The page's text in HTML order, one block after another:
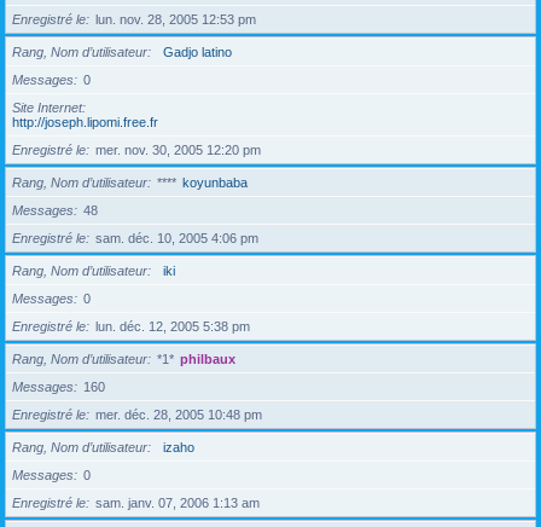
Enregistré le
lun. nov. 28, 2005 12:53 pm
Rang, Nom d’utilisateur
Gadjo latino
Messages
0
Site Internet
http://joseph.lipomi.free.fr
Enregistré le
mer. nov. 30, 2005 12:20 pm
Rang, Nom d’utilisateur **** koyunbaba
Messages
48
Enregistré le
sam. déc. 10, 2005 4:06 pm
Rang, Nom d’utilisateur
iki
Messages
0
Enregistré le
lun. déc. 12, 2005 5:38 pm
Rang, Nom d’utilisateur *1* philbaux
Messages
160
Enregistré le
mer. déc. 28, 2005 10:48 pm
Rang, Nom d’utilisateur
izaho
Messages
0
Enregistré le
sam. janv. 07, 2006 1:13 am